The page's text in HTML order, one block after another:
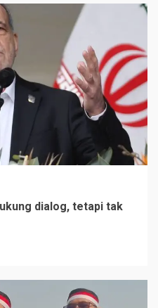
dialog, tetapi tak